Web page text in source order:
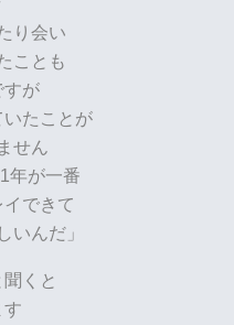
り会い
ことも
すが
たことが
せん
年が一番
できて
いんだ」
くと
す